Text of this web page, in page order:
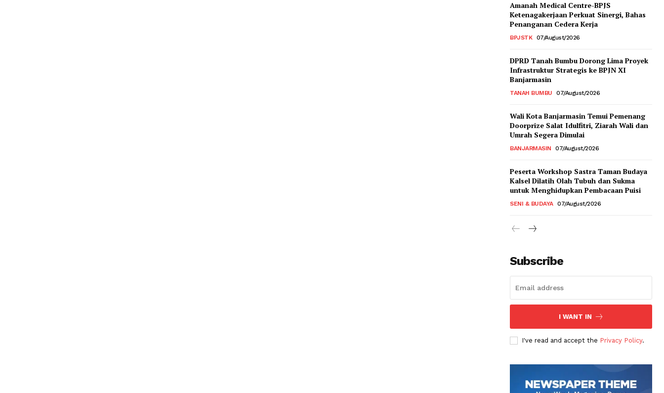
Amanah Medical Centre-BPJS
Ketenagakerjaan Perkuat Sinergi, Bahas
Penanganan Cedera Kerja
BPJSTK 07/August/2026
DPRD Tanah Bumbu Dorong Lima Proyek
Infrastruktur Strategis ke BPJN XI
Banjarmasin
TANAH BUMBU 07/August/2026
Wali Kota Banjarmasin Temui Pemenang
Doorprize Salat Idulfitri, Ziarah Wali dan
Umrah Segera Dimulai
BANJARMASIN 07/August/2026
Peserta Workshop Sastra Taman Budaya
Kalsel Dilatih Olah Tubuh dan Sukma
untuk Menghidupkan Pembacaan Puisi
SENI & BUDAYA 07/August/2026
Subscribe
I WANT IN
I've read and accept the Privacy Policy.